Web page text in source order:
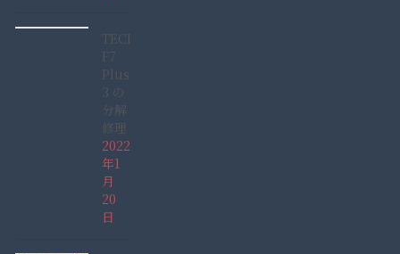
TECLAST
F7
Plus
3 の
分解
修理
2022
年1
月
20
日